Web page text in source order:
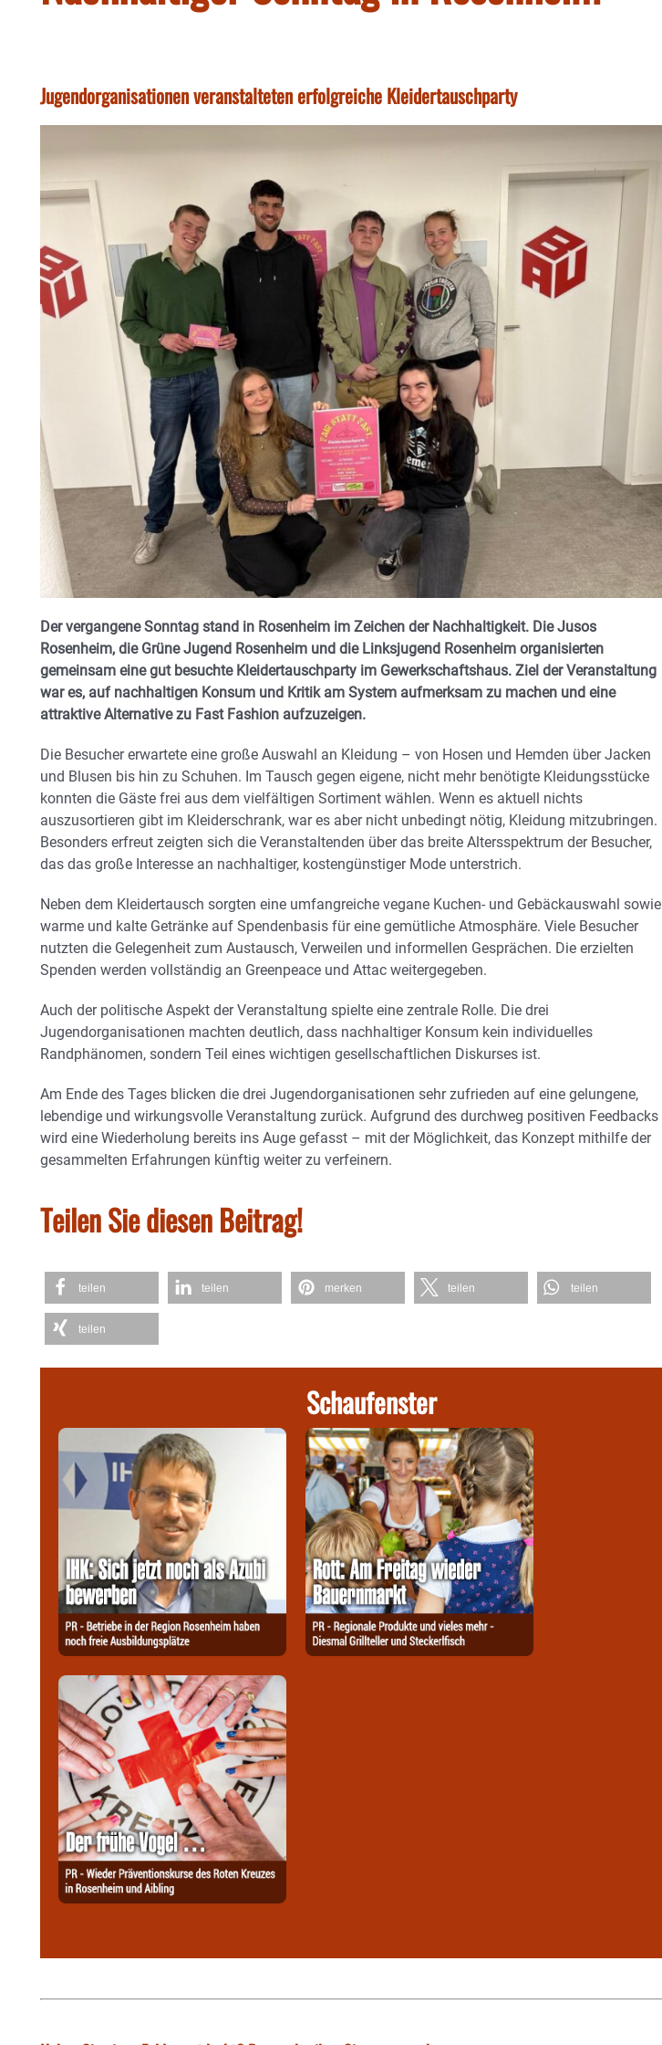
Jugendorganisationen veranstalteten erfolgreiche Kleidertauschparty
Der vergangene Sonntag stand in Rosenheim im Zeichen der Nachhaltigkeit. Die Jusos
Rosenheim, die Grüne Jugend Rosenheim und die Linksjugend Rosenheim organisierten
gemeinsam eine gut besuchte Kleidertauschparty im Gewerkschaftshaus. Ziel der Veranstaltung
war es, auf nachhaltigen Konsum und Kritik am System aufmerksam zu machen und eine
attraktive Alternative zu Fast Fashion aufzuzeigen.
Die Besucher erwartete eine große Auswahl an Kleidung – von Hosen und Hemden über Jacken
und Blusen bis hin zu Schuhen. Im Tausch gegen eigene, nicht mehr benötigte Kleidungsstücke
konnten die Gäste frei aus dem vielfältigen Sortiment wählen. Wenn es aktuell nichts
auszusortieren gibt im Kleiderschrank, war es aber nicht unbedingt nötig, Kleidung mitzubringen.
Besonders erfreut zeigten sich die Veranstaltenden über das breite Altersspektrum der Besucher,
das das große Interesse an nachhaltiger, kostengünstiger Mode unterstrich.
Neben dem Kleidertausch sorgten eine umfangreiche vegane Kuchen- und Gebäckauswahl sowie
warme und kalte Getränke auf Spendenbasis für eine gemütliche Atmosphäre. Viele Besucher
nutzten die Gelegenheit zum Austausch, Verweilen und informellen Gesprächen. Die erzielten
Spenden werden vollständig an Greenpeace und Attac weitergegeben.
Auch der politische Aspekt der Veranstaltung spielte eine zentrale Rolle. Die drei
Jugendorganisationen machten deutlich, dass nachhaltiger Konsum kein individuelles
Randphänomen, sondern Teil eines wichtigen gesellschaftlichen Diskurses ist.
Am Ende des Tages blicken die drei Jugendorganisationen sehr zufrieden auf eine gelungene,
lebendige und wirkungsvolle Veranstaltung zurück. Aufgrund des durchweg positiven Feedbacks
wird eine Wiederholung bereits ins Auge gefasst – mit der Möglichkeit, das Konzept mithilfe der
gesammelten Erfahrungen künftig weiter zu verfeinern.
Teilen Sie diesen Beitrag!
teilen teilen merken teilen teilen
teilen
Schaufenster